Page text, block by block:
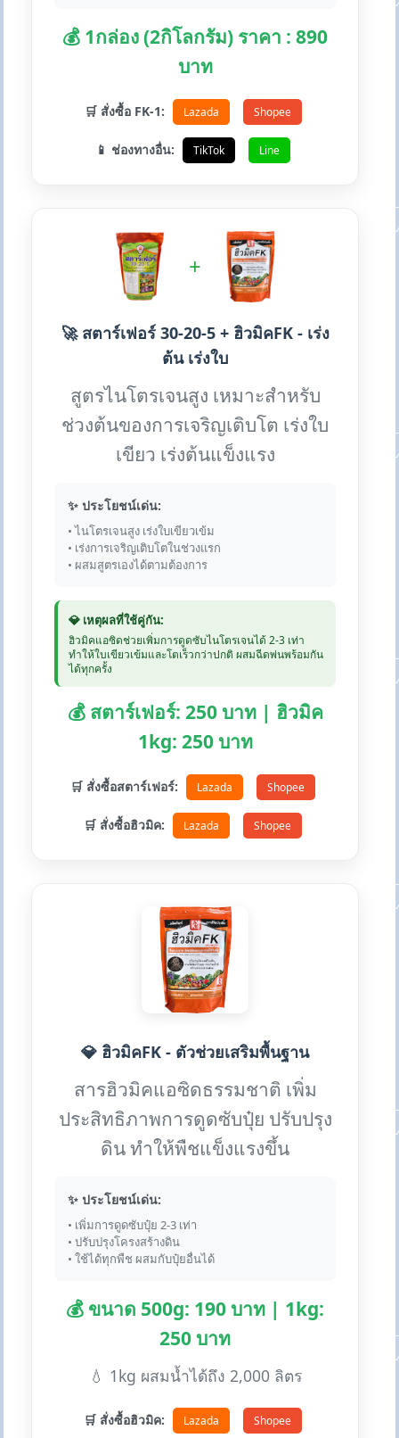
💰 1กล่อง (2กิโลกรัม) ราคา : 890
บาท
🛒 สั่งซื้อ FK-1: Lazada Shopee
📱 ช่องทางอื่น: TikTok Line
+
🚀 สตาร์เฟอร์ 30-20-5 + ฮิวมิคFK - เร่ง
ต้น เร่งใบ
สูตรไนโตรเจนสูง เหมาะสำหรับ
ช่วงต้นของการเจริญเติบโต เร่งใบ
เขียว เร่งต้นแข็งแรง
✨ ประโยชน์เด่น:
• ไนโตรเจนสูง เร่งใบเขียวเข้ม
• เร่งการเจริญเติบโตในช่วงแรก
• ผสมสูตรเองได้ตามต้องการ
💎 เหตุผลที่ใช้คู่กัน:
ฮิวมิคแอซิดช่วยเพิ่มการดูดซับไนโตรเจนได้ 2-3 เท่า
ทำให้ใบเขียวเข้มและโตเร็วกว่าปกติ ผสมฉีดพ่นพร้อมกัน
ได้ทุกครั้ง
💰 สตาร์เฟอร์: 250 บาท | ฮิวมิค
1kg: 250 บาท
🛒 สั่งซื้อสตาร์เฟอร์: Lazada Shopee
🛒 สั่งซื้อฮิวมิค: Lazada Shopee
💎 ฮิวมิคFK - ตัวช่วยเสริมพื้นฐาน
สารฮิวมิคแอซิดธรรมชาติ เพิ่ม
ประสิทธิภาพการดูดซับปุ๋ย ปรับปรุง
ดิน ทำให้พืชแข็งแรงขึ้น
✨ ประโยชน์เด่น:
• เพิ่มการดูดซับปุ๋ย 2-3 เท่า
• ปรับปรุงโครงสร้างดิน
• ใช้ได้ทุกพืช ผสมกับปุ๋ยอื่นได้
💰 ขนาด 500g: 190 บาท | 1kg:
250 บาท
💧 1kg ผสมน้ำได้ถึง 2,000 ลิตร
🛒 สั่งซื้อฮิวมิค: Lazada Shopee